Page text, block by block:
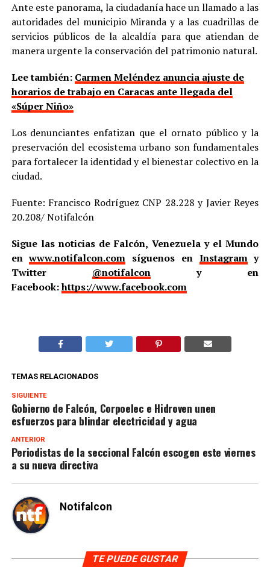
Ante este panorama, la ciudadanía hace un llamado a las
autoridades del municipio Miranda y a las cuadrillas de
servicios públicos de la alcaldía para que atiendan de
manera urgente la conservación del patrimonio natural.
Lee también: Carmen Meléndez anuncia ajuste de
horarios de trabajo en Caracas ante llegada del
«Súper Niño»
Los denunciantes enfatizan que el ornato público y la
preservación del ecosistema urbano son fundamentales
para fortalecer la identidad y el bienestar colectivo en la
ciudad.
Fuente: Francisco Rodríguez CNP 28.228 y Javier Reyes
20.208/ Notifalcón
Sigue las noticias de Falcón, Venezuela y el Mundo
enwww.notifalcon.com síguenos en Instagramy
Twitter @notifalcony en
Facebook:https://www.facebook.com
TEMAS RELACIONADOS
SIGUIENTE
Gobierno de Falcón, Corpoelec e Hidroven unen
esfuerzos para blindar electricidad y agua
ANTERIOR
Periodistas de la seccional Falcón escogen este viernes
a su nueva directiva
Notifalcon
TE PUEDE GUSTAR